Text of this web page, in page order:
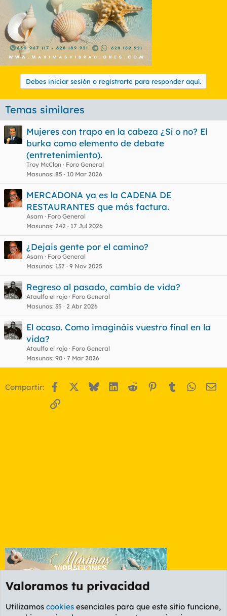
Debes iniciar sesión o registrarte para responder aquí.
Temas similares
Mujeres con trapo en la cabeza ¿Sí o no? El
burka como elemento de debate
(entretenimiento).
Troy McClon
Foro General
Masunos 85 10 Mar 2026
MERCADONA ya es la CADENA DE
RESTAURANTES que más factura.
Asam
Foro General
Masunos 242 17 Jul 2026
¿Dejais gente por el camino?
Asam
Foro General
Masunos 137 9 Nov 2025
Regreso al pasado, cambio de vida?
Ataulfo el rojo
Foro General
Masunos 35 2 Abr 2026
El ocaso. Como imagináis vuestro final en la
vida?
Ataulfo el rojo
Foro General
Masunos 90 7 Mar 2026
Compartir: Facebook BlueskyLinkedIn
Reddit Pinterest
Tumblr
Enlace
Valoramos tu privacidad
Utilizamos cookies esenciales para que este sitio funcione,